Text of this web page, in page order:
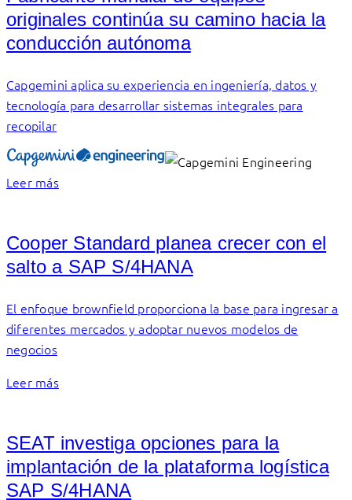
originales continúa su camino hacia la
conducción autónoma
Capgemini aplica su experiencia en ingeniería, datos y
tecnología para desarrollar sistemas integrales para
recopilar
Leer más
Cooper Standard planea crecer con el
salto a SAP S/4HANA
El enfoque brownfield proporciona la base para ingresar a
diferentes mercados y adoptar nuevos modelos de
negocios
Leer más
SEAT investiga opciones para la
implantación de la plataforma logística
SAP S/4HANA